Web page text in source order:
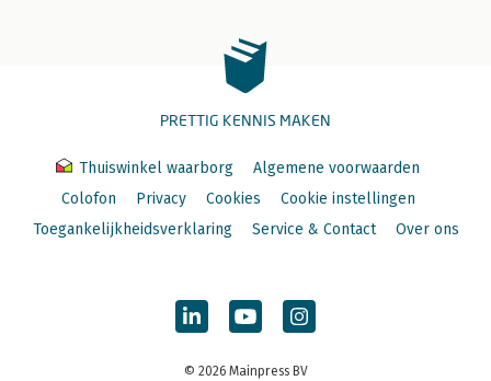
PRETTIG KENNIS MAKEN
Thuiswinkel waarborg
Algemene voorwaarden
Colofon
Privacy Cookies
Cookie instellingen
Toegankelijkheidsverklaring
Service & Contact Over ons
© 2026 Mainpress BV